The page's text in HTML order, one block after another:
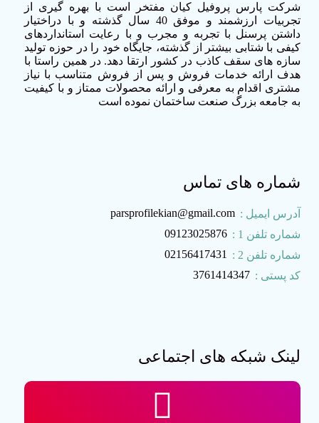
شرکت پارس پروفیل کیان مفتخر است با بهره گیری از
تجربیات ارزشمند و موفق 40 سال گذشته و با دراختیار
داشتن پرسنل با تجربه و مجرب و با رعایت استانداردهای
کیفی با شتابی بیشتر از گذشته، جایگاه خود را در حوزه تولید
سازه های سقف کاذب در کشور ارتقا دهد. در همین راستا با
هدف ارائه خدمات فروش و پس از فروش متناسب با نیاز
مشتری اقدام به معرفی و ارائه محصولات ممتاز و با کیفیت
به جامعه بزرگ صنعت ساختمان نموده است
شماره های تماس
آدرس ایمیل : parsprofilekian@gmail.com
شماره تلفن 1 :
09123025876
شماره تلفن 2 :
02156417431
کد پستی : 3761414347
لینک شبکه های اجتماعی